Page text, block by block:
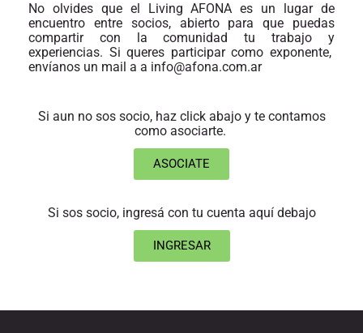
No olvides que el Living AFONA es un lugar de
encuentro entre socios, abierto para que puedas
compartir con la comunidad tu trabajo y
experiencias. Si queres participar como exponente,
envíanos un mail a a info@afona.com.ar
Si aun no sos socio, haz click abajo y te contamos
como asociarte.
ASOCIATE
Si sos socio, ingresá con tu cuenta aquí debajo
INGRESAR